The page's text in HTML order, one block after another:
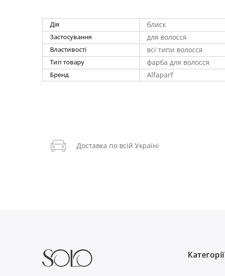
Дія блиск
Застосування для волосся
Властивості всі типи волосся
Тип товару фарба для волосся
Бренд Alfaparf
Доставка по всій Україні
Категорії